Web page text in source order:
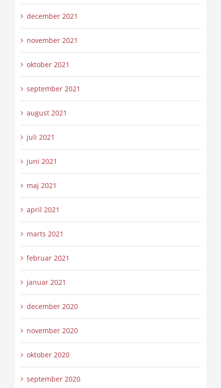
december 2021
november 2021
oktober 2021
september 2021
august 2021
juli 2021
juni 2021
maj 2021
april 2021
marts 2021
februar 2021
januar 2021
december 2020
november 2020
oktober 2020
september 2020